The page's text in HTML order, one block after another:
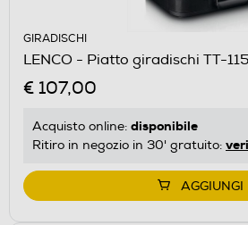
GIRADISCHI
LENCO - Piatto giradischi TT-
€ 107,00
Acquisto online: disponibile
Ritiro in negozio in 30' gratuito:
AGGIUNGI